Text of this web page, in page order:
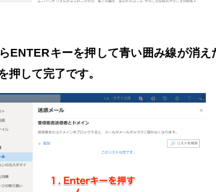
ENTERキーを押して青い囲み線が消え
押して完了です。